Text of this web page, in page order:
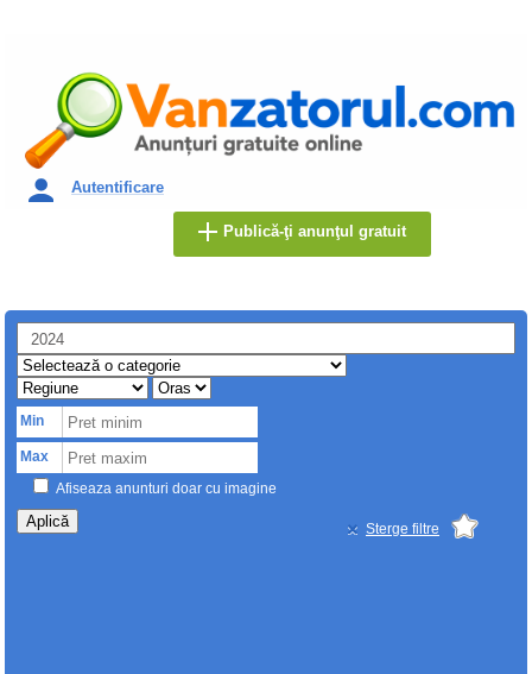
Autentificare
Publică-ţi anunţul gratuit
Min
Max
Afiseaza anunturi doar cu imagine
Aplică Sterge filtre